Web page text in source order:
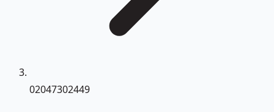
02047302449